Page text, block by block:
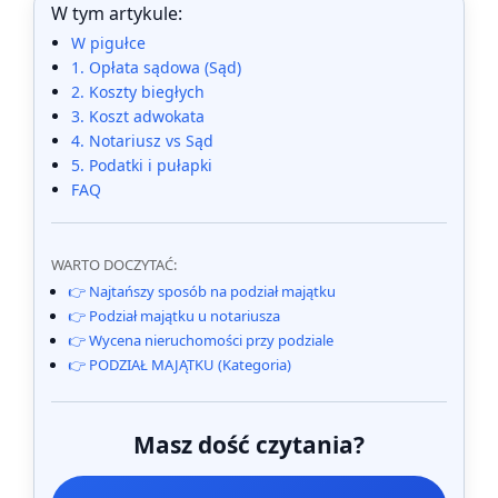
W tym artykule:
W pigułce
1. Opłata sądowa (Sąd)
2. Koszty biegłych
3. Koszt adwokata
4. Notariusz vs Sąd
5. Podatki i pułapki
FAQ
WARTO DOCZYTAĆ:
👉 Najtańszy sposób na podział majątku
👉 Podział majątku u notariusza
👉 Wycena nieruchomości przy podziale
👉 PODZIAŁ MAJĄTKU (Kategoria)
Masz dość czytania?